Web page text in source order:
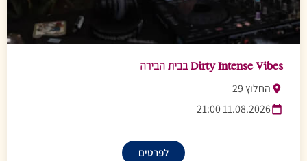
Dirty Intense Vibes בבית הבירה
החלוץ 29
11.08.2026 21:00
לפרטים